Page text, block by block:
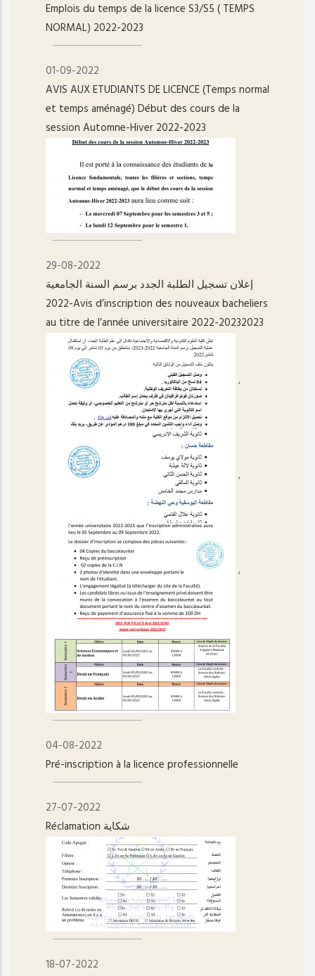
Emplois du temps de la licence S3/S5 ( TEMPS
NORMAL) 2022-2023
01-09-2022
AVIS AUX ETUDIANTS DE LICENCE (Temps normal
et temps aménagé) Début des cours de la
session Automne-Hiver 2022-2023
29-08-2022
إعلان تسجيل الطلبة الجدد برسم السنة الجامعية
2022-Avis d’inscription des nouveaux bacheliers
au titre de l’année universitaire 2022-20232023
,
,
,
04-08-2022
Pré-inscription à la licence professionnelle
27-07-2022
Réclamation شكاية
18-07-2022